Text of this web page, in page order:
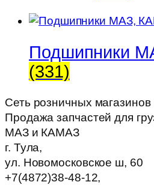
Подшипники
(331)
Сеть розничных
Продажа запчастей для
МАЗ и КАМАЗ
г. Тула,
ул. Новомосковское ш, 60
+7(4872)38-48-12,